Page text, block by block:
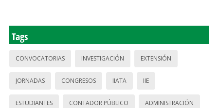
Tags
CONVOCATORIAS INVESTIGACIÓN EXTENSIÓN
JORNADAS CONGRESOS IIATA IIE
ESTUDIANTES CONTADOR PÚBLICO ADMINISTRACIÓN